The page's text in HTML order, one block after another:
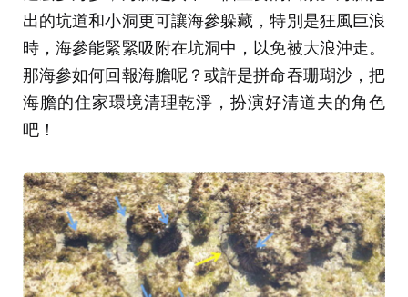
出的坑道和小洞更可讓海參躲藏，特別是狂風巨浪
時，海參能緊緊吸附在坑洞中，以免被大浪沖走。
那海參如何回報海膽呢？或許是拼命吞珊瑚沙，把
海膽的住家環境清理乾淨，扮演好清道夫的角色
吧！